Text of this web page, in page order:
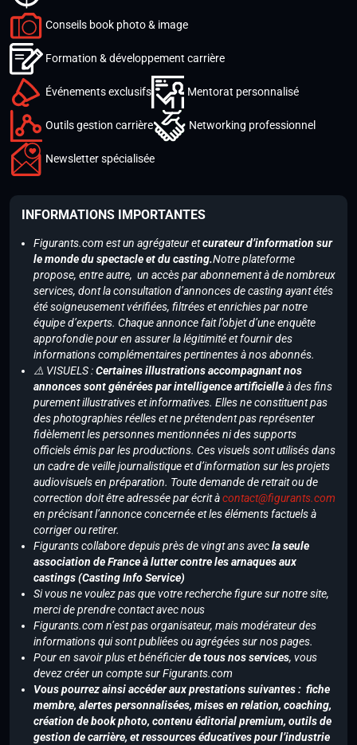
Conseils book photo & image
Formation & développement carrière
Événements exclusifs Mentorat personnalisé
Outils gestion carrière Networking professionnel
Newsletter spécialisée
INFORMATIONS IMPORTANTES
Figurants.com est un agrégateur etcurateur d’information sur
le monde du spectacle et du casting.Notre plateforme
propose, entre autre, un accès par abonnement à de nombreux
services, dont la consultation d’annonces de casting ayant étés
été soigneusement vérifiées, filtrées et enrichies par notre
équipe d’experts. Chaque annonce fait l’objet d’une enquête
approfondie pour en assurer la légitimité et fournir des
informations complémentaires pertinentes à nos abonnés.
⚠️ VISUELS :Certaines illustrations accompagnant nos
annonces sont générées par intelligence artificielleà des fins
purement illustratives et informatives. Elles ne constituent pas
des photographies réelles et ne prétendent pas représenter
fidèlement les personnes mentionnées ni des supports
officiels émis par les productions. Ces visuels sont utilisés dans
un cadre de veille journalistique et d’information sur les projets
audiovisuels en préparation. Toute demande de retrait ou de
correction doit être adressée par écrit àcontact@figurants.com
en précisant l’annonce concernée et les éléments factuels à
corriger ou retirer.
Figurants collabore depuis près de vingt ans avecla seule
association de France à lutter contre les arnaques aux
castings (Casting Info Service)
Si vous ne voulez pas que votre recherche figure sur notre site,
merci de prendre contact avec nous
Figurants.com n’est pas organisateur, mais modérateur des
informations qui sont publiées ou agrégées sur nos pages.
Pour en savoir plus et bénéficierde tous nos services, vous
devez créer un compte sur Figurants.com
Vous pourrez ainsi accéder aux prestations suivantes : fiche
membre, alertes personnalisées, mises en relation, coaching,
création de book photo, contenu éditorial premium, outils de
gestion de carrière, et ressources éducatives pour l’industrie